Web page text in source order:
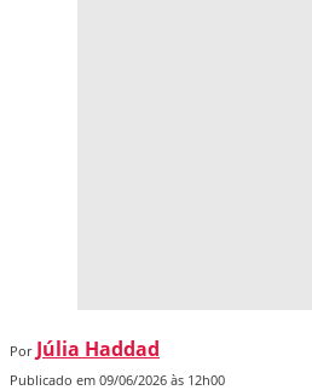
Por Júlia Haddad
Publicado em 09/06/2026 às 12h00